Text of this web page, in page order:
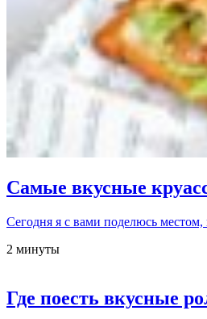
Самые вкусные
Сегодня я с вами поделюсь
2 минуты
Где поесть вкусные